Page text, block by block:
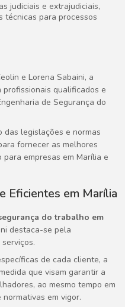
técnicas para processos
e Lorena Sabaini, a
profissionais qualificados e
de Segurança do
das legislações e normas
fornecer as melhores
empresas em Marília e
Eficientes em Marília
do trabalho em
destaca-se pela
de cada cliente, a
que visam garantir a
ao mesmo tempo em
em vigor.